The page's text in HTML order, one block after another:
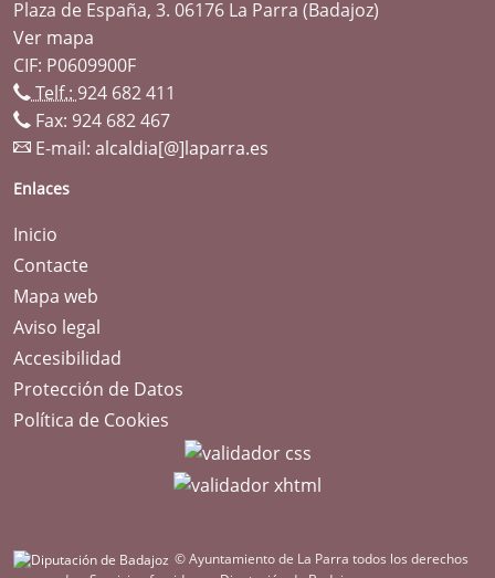
Plaza de España, 3. 06176 La Parra (Badajoz)
Ver mapa
CIF: P0609900F
Telf.: 924 682 411
Fax: 924 682 467
E-mail: alcaldia[@]laparra.es
Enlaces
Inicio
Contacte
Mapa web
Aviso legal
Accesibilidad
Protección de Datos
Política de Cookies
© Ayuntamiento de La Parra todos los derechos